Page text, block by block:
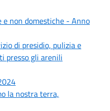
e non domestiche - Anno
di presidio, pulizia e
presso gli arenili
la nostra terra,